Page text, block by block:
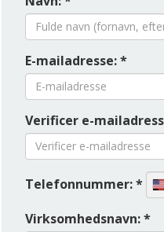
E-mailadresse: *
Verificer e-
Telefonnummer: *
Virksomhedsnavn: *